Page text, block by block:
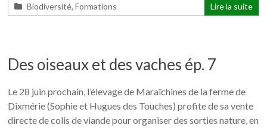
Biodiversité,Formations Lire la suite
Des oiseaux et des vaches ép. 7
Le 28 juin prochain, l’élevage de Maraîchines de la ferme de
Dixmérie (Sophie et Hugues des Touches) profite de sa vente
directe de colis de viande pour organiser des sorties nature, en